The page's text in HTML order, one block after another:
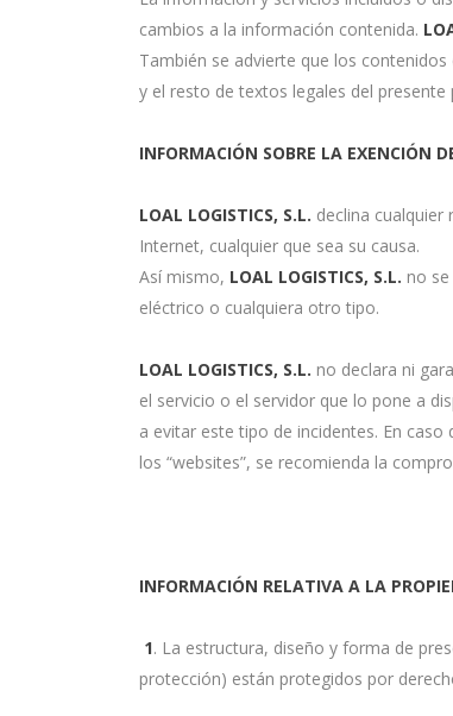
cambios a la información contenida.
También se advierte que los
y el resto de textos legales del presente
INFORMACIÓN SOBRE LA EXENCIÓN
LOAL LOGISTICS, S.L. declina
Internet, cualquier que sea su causa.
Así mismo, LOAL LOGISTICS, S.L. no
eléctrico o cualquiera otro tipo.
LOAL LOGISTICS, S.L. no declara ni
el servicio o el servidor que lo pone a
a evitar este tipo de incidentes. En
los “websites”, se recomienda la
INFORMACIÓN RELATIVA A LA
1. La estructura, diseño y forma de
protección) están protegidos por